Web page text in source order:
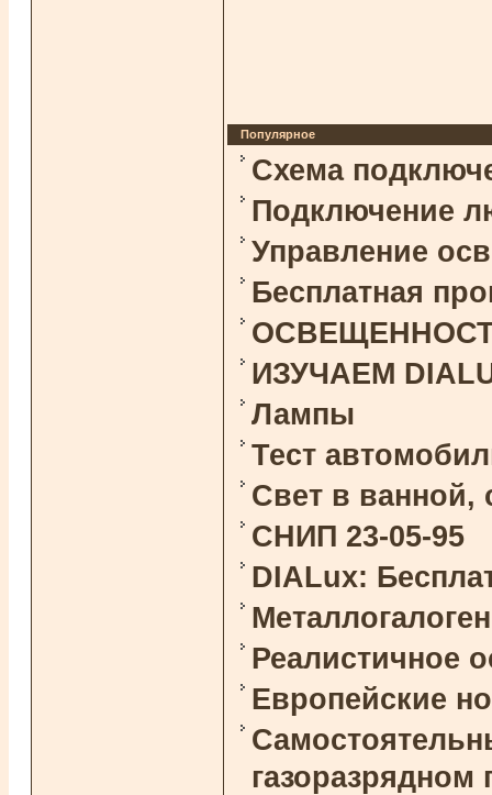
Популярное
Схема
Подключение
Управление
Бесплатная
ОСВЕЩЕННОСТЬ
ИЗУЧАЕМ
Лампы
Тест
Свет в ванной,
СНИП 23-05-95
DIALux:
Реалистичное
Европейские